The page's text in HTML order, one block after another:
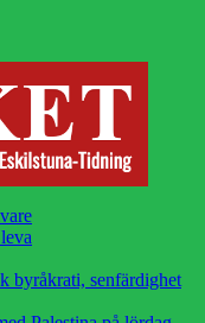
byråkrati, senfärdighet